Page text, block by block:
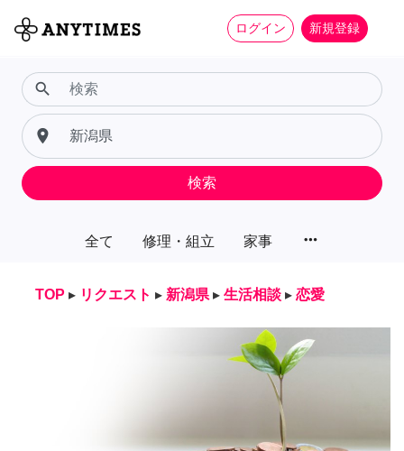
ログイン 新規登録
全て 修理・組立 家事 more_horiz
search
place
検索
TOP ▸ リクエスト ▸ 新潟県 ▸ 生活相談 ▸ 恋愛